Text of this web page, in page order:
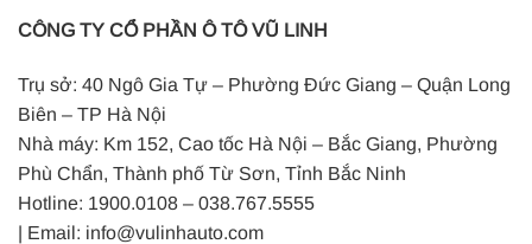
CÔNG TY CỔ PHẦN Ô TÔ VŨ LINH
Trụ sở: 40 Ngô Gia Tự – Phường Đức Giang – Quận Long
Biên – TP Hà Nội
Nhà máy: Km 152, Cao tốc Hà Nội – Bắc Giang, Phường
Phù Chẩn, Thành phố Từ Sơn, Tỉnh Bắc Ninh
Hotline: 1900.0108 – 038.767.5555
| Email: info@vulinhauto.com